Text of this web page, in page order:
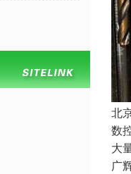
北
数
大
广